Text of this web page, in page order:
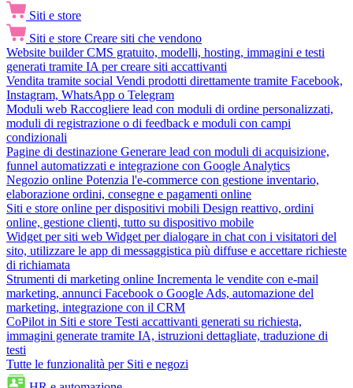
Siti e store
Siti e store Creare siti che vendono
Website builder CMS gratuito, modelli, hosting, immagini e testi
generati tramite IA per creare siti accattivanti
Vendita tramite social Vendi prodotti direttamente tramite Facebook,
Instagram, WhatsApp o Telegram
Moduli web Raccogliere lead con moduli di ordine personalizzati,
moduli di registrazione o di feedback e moduli con campi
condizionali
Pagine di destinazione Generare lead con moduli di acquisizione,
funnel automatizzati e integrazione con Google Analytics
Negozio online Potenzia l'e-commerce con gestione inventario,
elaborazione ordini, consegne e pagamenti online
Siti e store online per dispositivi mobili Design reattivo, ordini
online, gestione clienti, tutto su dispositivo mobile
Widget per siti web Widget per dialogare in chat con i visitatori del
sito, utilizzare le app di messaggistica più diffuse e accettare richieste
di richiamata
Strumenti di marketing online Incrementa le vendite con e-mail
marketing, annunci Facebook o Google Ads, automazione del
marketing, integrazione con il CRM
CoPilot in Siti e store Testi accattivanti generati su richiesta,
immagini generate tramite IA, istruzioni dettagliate, traduzione di
testi
Tutte le funzionalità per Siti e negozi